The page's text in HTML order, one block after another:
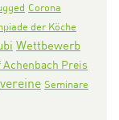
Corona
der Köche
Wettbewerb
Achenbach Preis
Seminare